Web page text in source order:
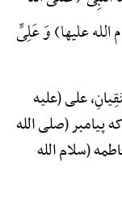
علیها) وَ عَلِیٍّ
علی (علیه
پیامبر (صلی الله
(سلام الله